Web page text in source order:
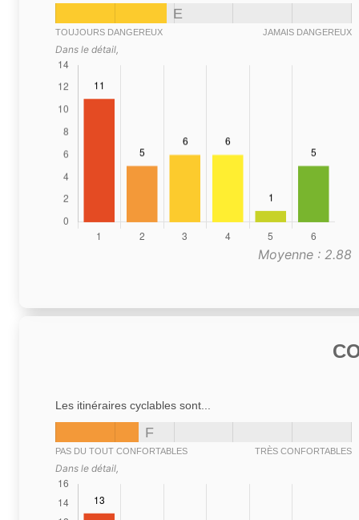
E
TOUJOURS DANGEREUX JAMAIS DANGEREUX
Dans le détail,
Moyenne : 2.88
Les itinéraires cyclables sont...
F
PAS DU TOUT CONFORTABLES TRÈS CONFORTABLES
Dans le détail,